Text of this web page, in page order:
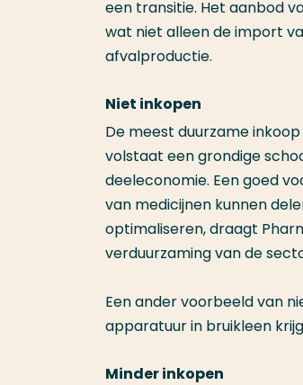
een transitie. Het aanbod
wat niet alleen de import
afvalproductie.
Niet inkopen
De meest duurzame
volstaat een grondige
deeleconomie. Een goed
van medicijnen kunnen
optimaliseren, draagt
verduurzaming van de
Een ander voorbeeld van
apparatuur in bruikleen
Minder inkopen